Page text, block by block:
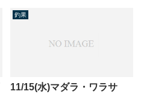
釣果
11/15(水)マダラ・ワラサ